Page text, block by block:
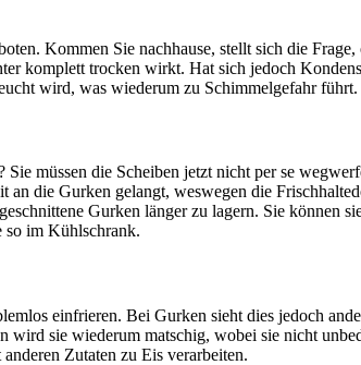
Kommen Sie nachhause, stellt sich die
komplett trocken wirkt. Hat sich jedoch
wird, was wiederum zu Schimmelgefahr führt.
müssen die Scheiben jetzt nicht per se
die Gurken gelangt, weswegen die
Gurken länger zu lagern. Sie können
so im Kühlschrank.
einfrieren. Bei Gurken sieht dies jedoch
sie wiederum matschig, wobei sie nicht
Zutaten zu Eis verarbeiten.